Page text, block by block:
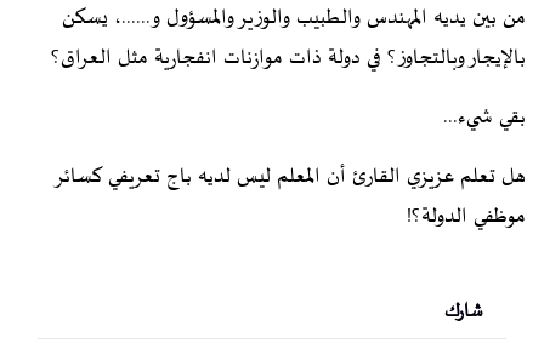
من بين يديه المهندس والطبيب والوزير والمسؤول و......، يسكن
بالإيجار وبالتجاوز؟ في دولة ذات موازنات انفجارية مثل العراق؟
بقي شيء...
هل تعلم عزيزي القارئ أن المعلم ليس لديه باج تعريفي كسائر
موظفي الدولة؟!
شارك